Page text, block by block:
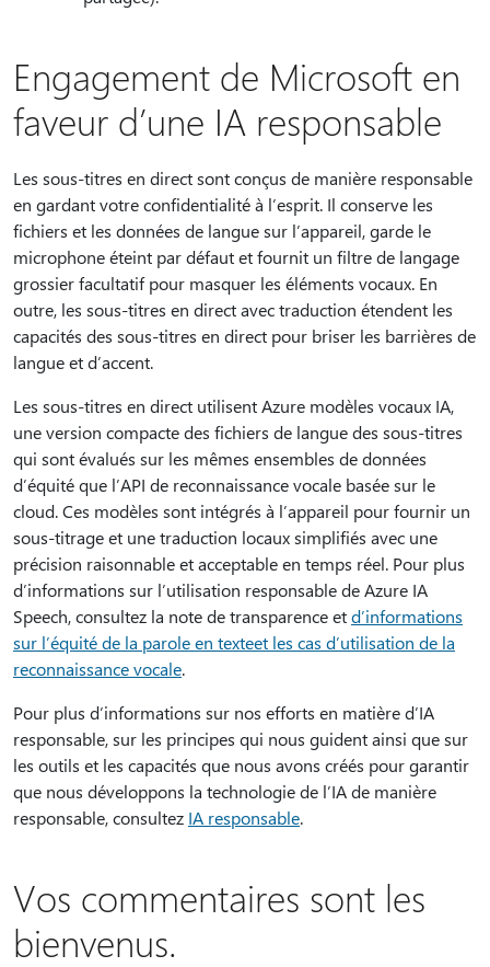
Engagement de Microsoft en
faveur d’une IA responsable
Les sous-titres en direct sont conçus de manière responsable
en gardant votre confidentialité à l’esprit. Il conserve les
fichiers et les données de langue sur l’appareil, garde le
microphone éteint par défaut et fournit un filtre de langage
grossier facultatif pour masquer les éléments vocaux. En
outre, les sous-titres en direct avec traduction étendent les
capacités des sous-titres en direct pour briser les barrières de
langue et d’accent.
Les sous-titres en direct utilisent Azure modèles vocaux IA,
une version compacte des fichiers de langue des sous-titres
qui sont évalués sur les mêmes ensembles de données
d’équité que l’API de reconnaissance vocale basée sur le
cloud. Ces modèles sont intégrés à l’appareil pour fournir un
sous-titrage et une traduction locaux simplifiés avec une
précision raisonnable et acceptable en temps réel. Pour plus
d’informations sur l’utilisation responsable de Azure IA
Speech, consultez la note de transparence etd’informations
sur l’équité de la parole en texteet les cas d’utilisation de la
reconnaissance vocale.
Pour plus d’informations sur nos efforts en matière d’IA
responsable, sur les principes qui nous guident ainsi que sur
les outils et les capacités que nous avons créés pour garantir
que nous développons la technologie de l’IA de manière
responsable, consultez IA responsable.
Vos commentaires sont les
bienvenus.